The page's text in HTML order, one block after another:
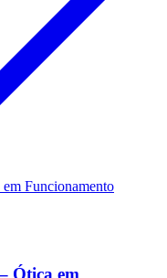
Ótica em